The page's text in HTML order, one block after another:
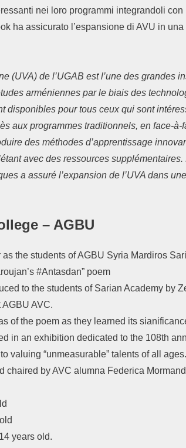
nei loro programmi integrandoli con
ha assicurato l’espansione di AVU in
(UVA) de l’UGAB est l’une des grandes
arméniennes par le biais des
disponibles pour tous ceux qui sont
aux programmes traditionnels, en face-à-
des méthodes d’apprentissage
avec des ressources
a assuré l’expansion de l’UVA dans
– AGBU
the students of AGBU Syria Mardiros
#Antasdan” poem
to the students of Sarian Academy by
AVC.
of the poem as they learned its
in an exhibition dedicated to the 108th
valuing “unmeasurable” talents of all
chaired by AVC alumna Federica
years old.